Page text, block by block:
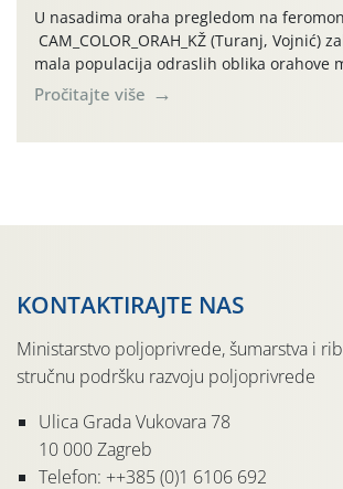
U nasadima oraha pregledom na
CAM_COLOR_ORAH_KŽ (Turanj, Vojnić)
mala populacija odraslih oblika orahove
(Rhagoletis completa). Niska brojnost
činjenicom da je riječ o mladim nasadima
Pročitajte više
KONTAKTIRAJTE NAS
Ministarstvo poljoprivrede, šumarstva i
stručnu podršku razvoju poljoprivrede
Ulica Grada Vukovara 78
10 000 Zagreb
Telefon: ++385 (0)1 6106 692